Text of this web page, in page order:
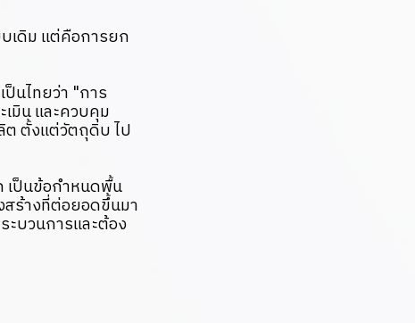
บเดิม แต่คือการยก
ป็นไทยว่า "การ
มิน และควบคุม
ตั้งแต่วัตถุดิบ ไป
เป็นข้อกำหนดพื้น
ร้างที่ต่อยอดขึ้นมา
ะบวนการและต้อง